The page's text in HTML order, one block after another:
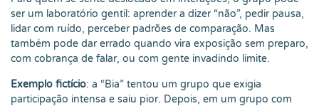
ser um laboratório gentil: aprender a dizer “não”, pedir pausa,
lidar com ruído, perceber padrões de comparação. Mas
também pode dar errado quando vira exposição sem preparo,
com cobrança de falar, ou com gente invadindo limite.
Exemplo fictício: a “Bia” tentou um grupo que exigia
participação intensa e saiu pior. Depois, em um grupo com